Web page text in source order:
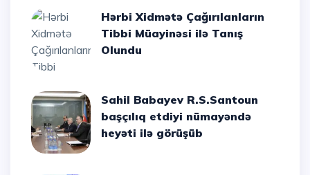
Hərbi Xidmətə Çağırılanların
Tibbi Müayinəsi ilə Tanış
Olundu
Sahil Babayev R.S.Santoun
başçılıq etdiyi nümayəndə
heyəti ilə görüşüb